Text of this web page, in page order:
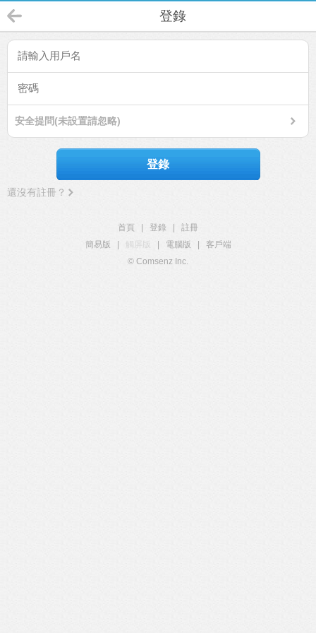
登錄
安全提問(未設置請忽略)
登錄
還沒有註冊？
首頁 登錄
註冊
簡易版
觸屏版 電腦版
客戶端
© Comsenz Inc.